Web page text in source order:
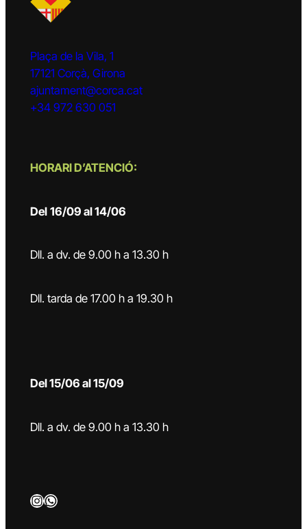
Plaça de la Vila, 1
17121 Corçà, Girona
ajuntament@corca.cat
+34 972 630 051
HORARI D’ATENCIÓ:
Del 16/09 al 14/06
Dll. a dv. de 9.00 h a 13.30 h
Dll. tarda de 17.00 h a 19.30 h
Del 15/06 al 15/09
Dll. a dv. de 9.00 h a 13.30 h
InstagramWhatsApp